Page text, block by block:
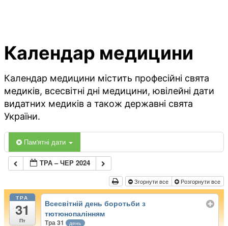
Календар медицини
Календар медицини містить професійні свята
медиків, всесвітні дні медицини, ювілейні дати
видатних медиків а також державні свята
України.
Пам'ятні дати
ТРА – ЧЕР 2024
Згорнути все Розгорнути все
ТРА
31
Пт
Всесвітній день боротьби з
тютюнопалінням
Тра 31 день